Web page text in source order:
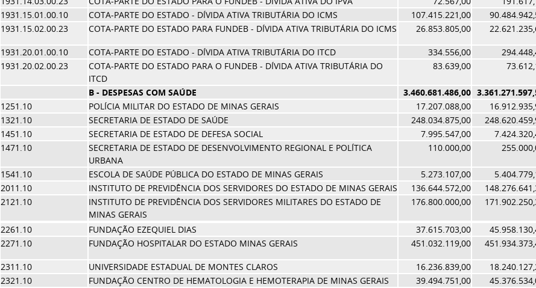
1931.15.01.00.10
COTA-PARTE DO ESTADO - DÍVIDA ATIVA TRIBUTÁRIA DO ICMS 107.415.221,00
1931.15.02.00.23
COTA-PARTE DO ESTADO PARA FUNDEB - DÍVIDA ATIVA TRIBUTÁRIA DO ICMS 26.853.805,00
1931.20.01.00.10 COTA-PARTE DO ESTADO - DÍVIDA ATIVA TRIBUTÁRIA DO ITCD 334.556,00
1931.20.02.00.23
COTA-PARTE DO ESTADO PARA O FUNDEB - DÍVIDA ATIVA TRIBUTÁRIA DO
ITCD
83.639,00
B - DESPESAS COM SAÚDE 3.460.681.486,00
1251.10
POLÍCIA MILITAR DO ESTADO DE MINAS GERAIS 17.207.088,00
1321.10
SECRETARIA DE ESTADO DE SAÚDE 248.034.875,00
1451.10
SECRETARIA DE ESTADO DE DEFESA SOCIAL 7.995.547,00
1471.10
SECRETARIA DE ESTADO DE DESENVOLVIMENTO REGIONAL E POLÍTICA
URBANA
110.000,00
1541.10 ESCOLA DE SAÚDE PÚBLICA DO ESTADO DE MINAS GERAIS 5.273.107,00
2011.10
INSTITUTO DE PREVIDÊNCIA DOS SERVIDORES DO ESTADO DE MINAS GERAIS 136.644.572,00
2121.10
INSTITUTO DE PREVIDÊNCIA DOS SERVIDORES MILITARES DO ESTADO DE
MINAS GERAIS
176.800.000,00
2261.10 FUNDAÇÃO EZEQUIEL DIAS 37.615.703,00
2271.10
FUNDAÇÃO HOSPITALAR DO ESTADO MINAS GERAIS 451.032.119,00
2311.10 UNIVERSIDADE ESTADUAL DE MONTES CLAROS 16.236.839,00
2321.10
FUNDAÇÃO CENTRO DE HEMATOLOGIA E HEMOTERAPIA DE MINAS GERAIS 39.494.751,00